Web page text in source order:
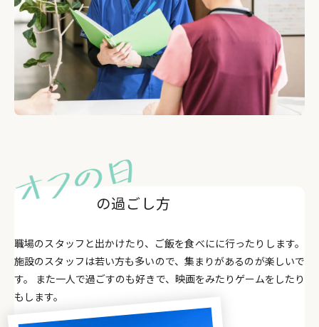
の過ごし方
職場のスタッフと出かけたり、ご飯を食べにに行ったりします。
施設のスタッフは若い方も多いので、集まりがあるのが楽しいで
す。 また一人で過ごすのも好きで、映画をみたりゲームをしたり
もします。